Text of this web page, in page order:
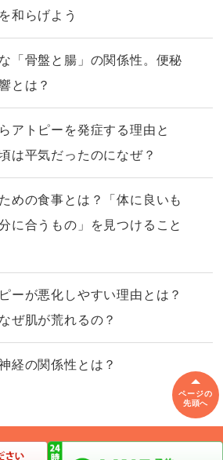
和らげよう
「骨盤と腸」の関係性。便秘
とは？
アトピーを発症する理由と
は平気だったのになぜ？
めの食事とは？「体に良いも
に合うもの」を見つけること
ーが悪化しやすい理由とは？
ぜ肌が荒れるの？
経の関係性とは？
ページの
先頭へ